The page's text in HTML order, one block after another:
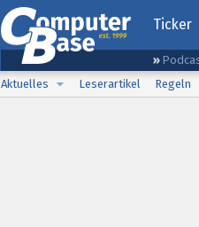
Ticker
Aktuelles
Leserartikel Regeln